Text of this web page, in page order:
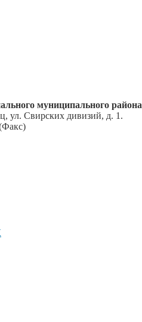
муниципального района
ул. Свирских дивизий, д. 1.